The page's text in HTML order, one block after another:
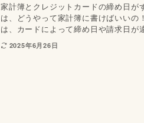
家計簿とクレジットカードの締め日が
は、どうやって家計簿に書けばいいの
は、カードによって締め日や請求日が
2025年6月26日